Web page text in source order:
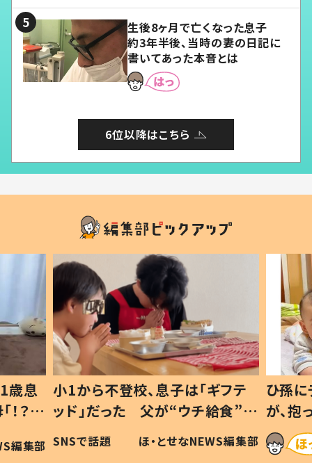
生後8ヶ月で亡くなった息子
約3年半後、当時の妻の日記に
書いてあった本音とは
6位以降はこちら
歳息
？」
編集部
小1から不登校、息子は「ギフテ
ッド」だった 父が“ウチ給食”を
作り続ける理由とは #令和の親
#令和の子
SNSで話題 ほ・とせなNEWS編集部
ひ孫
が、
「涙が
い」